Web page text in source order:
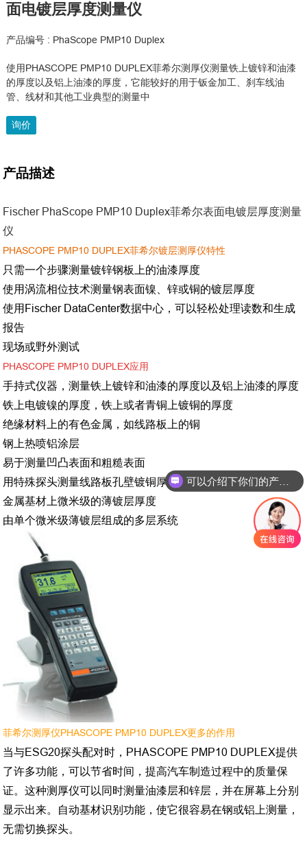
面电镀层厚度测量仪
产品编号 : PhaScope PMP10 Duplex
使用PHASCOPE PMP10 DUPLEX菲希尔测厚仪测量铁上镀锌和油漆
的厚度以及铝上油漆的厚度，它能较好的用于钣金加工、刹车线油
管、线材和其他工业典型的测量中
询价
产品描述
Fischer PhaScope PMP10 Duplex菲希尔表面电镀层厚度测量
仪
PHASCOPE PMP10 DUPLEX菲希尔镀层测厚仪特性
只需一个步骤测量镀锌钢板上的油漆厚度
使用涡流相位技术测量钢表面镍、锌或铜的镀层厚度
使用Fischer DataCenter数据中心，可以轻松处理读数和生成
报告
现场或野外测试
PHASCOPE PMP10 DUPLEX应用
手持式仪器，测量铁上镀锌和油漆的厚度以及铝上油漆的厚度
铁上电镀镍的厚度，铁上或者青铜上镀铜的厚度
绝缘材料上的有色金属，如线路板上的铜
钢上热喷铝涂层
易于测量凹凸表面和粗糙表面
用特殊探头测量线路板孔壁镀铜厚度
金属基材上微米级的薄镀层厚度
由单个微米级薄镀层组成的多层系统
菲希尔测厚仪PHASCOPE PMP10 DUPLEX更多的作用
当与ESG20探头配对时，PHASCOPE PMP10 DUPLEX提供
了许多功能，可以节省时间，提高汽车制造过程中的质量保
证。这种测厚仪可以同时测量油漆层和锌层，并在屏幕上分别
显示出来。自动基材识别功能，使它很容易在钢或铝上测量，
无需切换探头。
可以介绍下你们的产品么